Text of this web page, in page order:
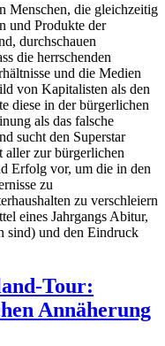
Menschen, die gleichzeitig
und Produkte der
durchschauen
die herrschenden
und die Medien
von Kapitalisten als den
diese in der bürgerlichen
als das falsche
sucht den Superstar
aller zur bürgerlichen
Erfolg vor, um die in den
zu
zu verschleiern
eines Jahrgangs Abitur,
sind) und den Eindruck
Tour:
Annäherung